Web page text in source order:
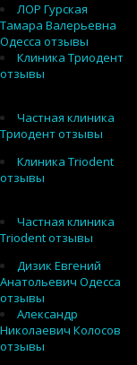
ЛОР Гурская
Тамара Валерьевна
Одесса отзывы
Клиника Триодент
отзывы
Частная клиника
Триодент отзывы
Клиника Triodent
отзывы
Частная клиника
Triodent отзывы
Дизик Евгений
Анатольевич Одесса
отзывы
Александр
Николаевич Колосов
отзывы